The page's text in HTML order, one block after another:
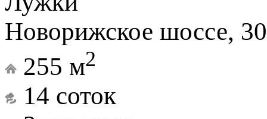
Новорижское шоссе,
255 м2
14 соток